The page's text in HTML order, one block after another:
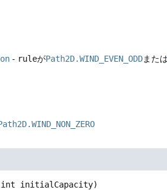
- ruleがPath2D.WIND_EVEN_ODDまたは
initialCapacity)